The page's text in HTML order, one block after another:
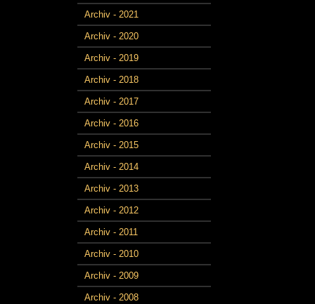
Archiv - 2021
Archiv - 2020
Archiv - 2019
Archiv - 2018
Archiv - 2017
Archiv - 2016
Archiv - 2015
Archiv - 2014
Archiv - 2013
Archiv - 2012
Archiv - 2011
Archiv - 2010
Archiv - 2009
Archiv - 2008